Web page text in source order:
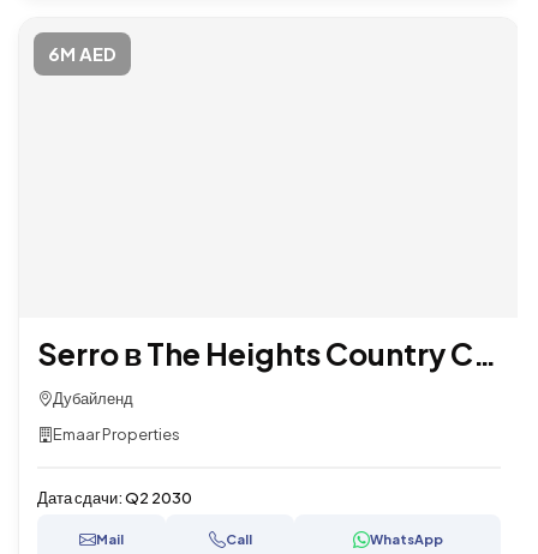
6M AED
Serro в The Heights Country Club & Wellness от EMAAR
Дубайленд
Emaar Properties
Дата сдачи:Q2 2030
Mail Call WhatsApp